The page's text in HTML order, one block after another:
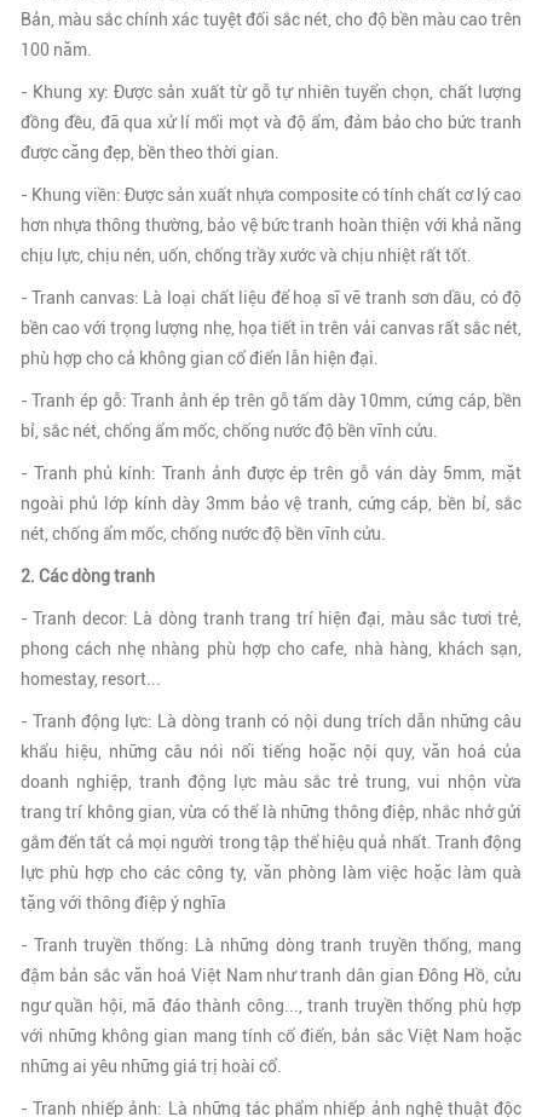
Bản, màu sắc chính xác tuyệt đối sắc nét, cho độ bền màu cao trên
100 năm.
- Khung xy: Được sản xuất từ gỗ tự nhiên tuyển chọn, chất lượng
đồng đều, đã qua xử lí mối mọt và độ ẩm, đảm bảo cho bức tranh
được căng đẹp, bền theo thời gian.
- Khung viền: Được sản xuất nhựa composite có tính chất cơ lý cao
hơn nhựa thông thường, bảo vệ bức tranh hoàn thiện với khả năng
chịu lực, chịu nén, uốn, chống trầy xước và chịu nhiệt rất tốt.
- Tranh canvas: Là loại chất liệu để hoạ sĩ vẽ tranh sơn dầu, có độ
bền cao với trọng lượng nhẹ, họa tiết in trên vải canvas rất sắc nét,
phù hợp cho cả không gian cổ điển lẫn hiện đại.
- Tranh ép gỗ: Tranh ảnh ép trên gỗ tấm dày 10mm, cứng cáp, bền
bỉ, sắc nét, chống ẩm mốc, chống nước độ bền vĩnh cửu.
- Tranh phủ kính: Tranh ảnh được ép trên gỗ ván dày 5mm, mặt
ngoài phủ lớp kính dày 3mm bảo vệ tranh, cứng cáp, bền bỉ, sắc
nét, chống ẩm mốc, chống nước độ bền vĩnh cửu.
2. Các dòng tranh
- Tranh decor: Là dòng tranh trang trí hiện đại, màu sắc tươi trẻ,
phong cách nhẹ nhàng phù hợp cho cafe, nhà hàng, khách sạn,
homestay, resort...
- Tranh động lực: Là dòng tranh có nội dung trích dẫn những câu
khẩu hiệu, những câu nói nổi tiếng hoặc nội quy, văn hoá của
doanh nghiệp, tranh động lực màu sắc trẻ trung, vui nhộn vừa
trang trí không gian, vừa có thể là những thông điệp, nhắc nhở gửi
gắm đến tất cả mọi người trong tập thể hiệu quả nhất. Tranh động
lực phù hợp cho các công ty, văn phòng làm việc hoặc làm quà
tặng với thông điệp ý nghĩa
- Tranh truyền thống: Là những dòng tranh truyền thống, mang
đậm bản sắc văn hoá Việt Nam như tranh dân gian Đông Hồ, cửu
ngư quần hội, mã đáo thành công..., tranh truyền thống phù hợp
với những không gian mang tính cổ điển, bản sắc Việt Nam hoặc
những ai yêu những giá trị hoài cổ.
- Tranh nhiếp ảnh: Là những tác phẩm nhiếp ảnh nghệ thuật độc